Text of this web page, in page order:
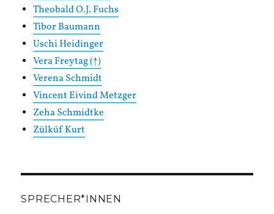
Theobald O.J. Fuchs
Tibor Baumann
Uschi Heidinger
Vera Freytag (†)
Verena Schmidt
Vincent Eivind Metzger
Zeha Schmidtke
Zülküf Kurt
SPRECHER*INNEN